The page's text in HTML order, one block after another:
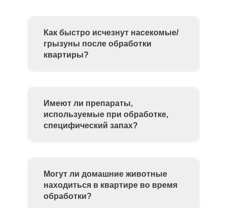
Как быстро исчезнут насекомые/
грызуны после обработки
квартиры?
Имеют ли препараты,
используемые при обработке,
специфический запах?
Могут ли домашние животные
находиться в квартире во время
обработки?